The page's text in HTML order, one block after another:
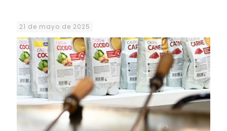
21 de mayo de 2025